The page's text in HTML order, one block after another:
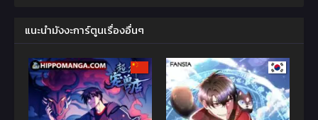
แนะนำมังงะการ์ตูนเรื่องอื่นๆ